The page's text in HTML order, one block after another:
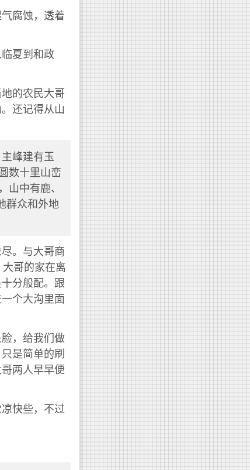
腐蚀，透着
夏到和政
的农民大哥
还记得从山
峰建有玉
数十里山峦
中有鹿、
群众和外地
。与大哥商
哥的家在离
分般配。跟
个大沟里面
，给我们做
是简单的刷
两人早早便
快些，不过